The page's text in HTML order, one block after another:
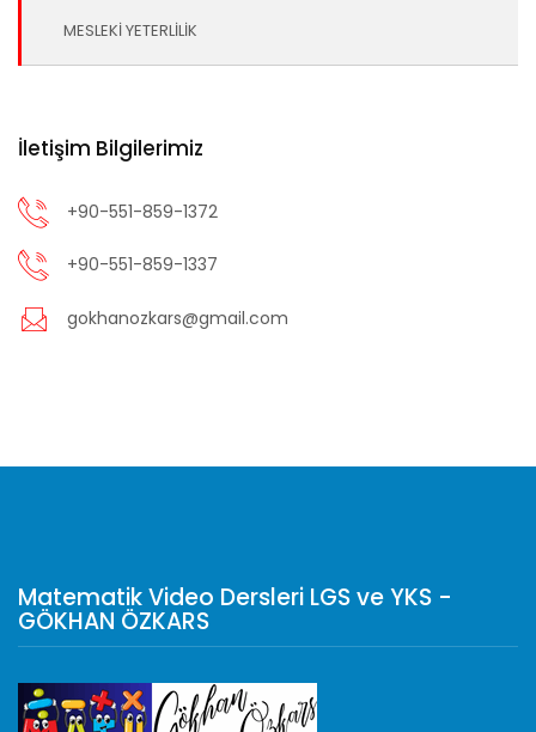
MESLEKİ YETERLİLİK
İletişim Bilgilerimiz
+90-551-859-1372
+90-551-859-1337
gokhanozkars@gmail.com
Matematik Video Dersleri LGS ve YKS -
GÖKHAN ÖZKARS